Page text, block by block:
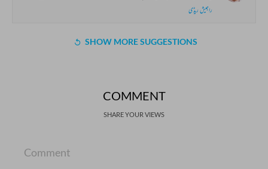
راجیش ریڈی
SHOW MORE SUGGESTIONS
COMMENT
SHARE YOUR VIEWS
Comment